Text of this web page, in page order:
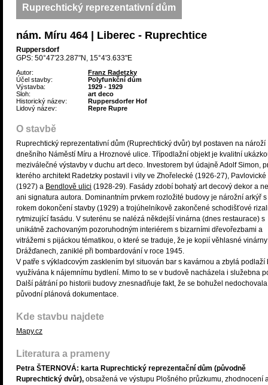
Ruprechtický reprezentativní dům
nám. Míru 464 | Liberec - Ruprechtice
Ruppersdorf
GPS: 50°47'23.287"N, 15°4'3.633"E
Autor:
Franz Radetzky
Účel stavby:
Polyfunkční dům
Výstavba:
1929 - 1929
Sloh:
art deco
Historický název:
Ruppersdorfer Hof
Lidový název:
Repre Rupre
O stavbě
Ruprechtický reprezentativní dům (Ruprechtický dvůr) byl postaven na nároží
dnešního Náměstí Míru a Hroznové ulice. Třípodlažní objekt je kvalitní
meziválečné výstavby v duchu art deco. Investorem byl údajně Adolf Simon,
kterého architekt Radetzky postavil i vily ve Zhořelecké (1926-27), Pavlovické
(1927) a Bendlově ulici (1928-29). Fasády zdobí bohatý art decový dekor a
ani signatura autora. Dominantním prvkem rozložité budovy je nárožní arkýř s
rokem dokončení stavby (1929) a trojúhelníkově zakončené schodišťové
rytmizující fasádu. V suterénu se nalézá někdejší vinárna (dnes restaurace) s
unikátně zachovaným pozoruhodným interiérem s bizarními dřevořezbami a
vitrážemi s pijáckou tématikou, o které se traduje, že je kopií věhlasné
Drážďanech, zaniklé při bombardování v roce 1945.
V patře s výkladcovým zasklením byl situován bar s kavárnou a zbylá podlaží
využívána k nájemnímu bydlení. Mimo to se v budově nacházela i služebna
Další pátrání po historii budovy znesnadňuje fakt, že se bohužel nedochovala
původní plánová dokumentace.
Kde stavbu najdete
Mapy.cz
Literatura a prameny
Petra ŠTERNOVÁ: karta Ruprechtický reprezentační dům (původně
Ruprechtický dvůr), obsažená ve výstupu Plošného průzkumu, zhodnocení